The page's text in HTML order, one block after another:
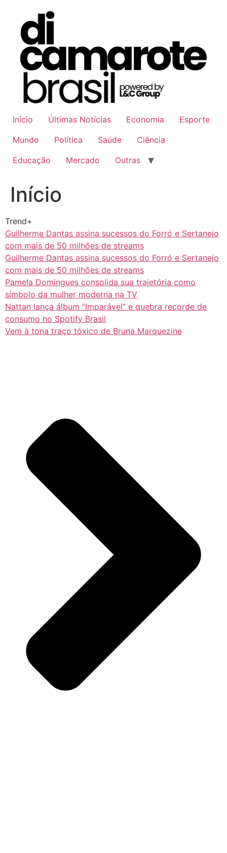
conteúdo
Início Últimas Notícias Economia
Esporte
Mundo
Política Saúde
Ciência
Educação
Mercado Outras
Início
Trend+
Guilherme Dantas assina sucessos do Forró e Sertanejo
com mais de 50 milhões de streams
Guilherme Dantas assina sucessos do Forró e Sertanejo
com mais de 50 milhões de streams
Pamela Domingues consolida sua trajetória como
símbolo da mulher moderna na TV
Nattan lança álbum “Imparável” e quebra recorde de
consumo no Spotify Brasil
Vem à tona traço tóxico de Bruna Marquezine